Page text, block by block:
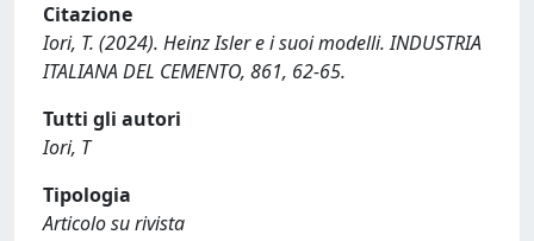
Citazione
Iori, T. (2024). Heinz Isler e i suoi modelli. INDUSTRIA
ITALIANA DEL CEMENTO, 861, 62-65.
Tutti gli autori
Iori, T
Tipologia
Articolo su rivista